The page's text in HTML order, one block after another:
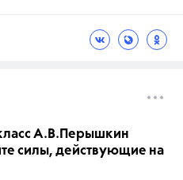
А.В.Перышкин
силы, действующие на